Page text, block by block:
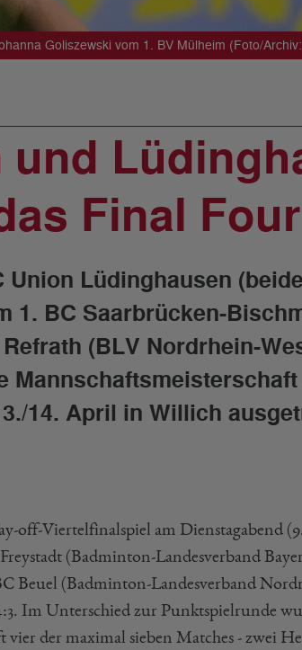
Goliszewski vom 1. BV Mülheim (Foto/
und
Final Four
Union Lüdinghausen
1. BC Saarbrücken-
(BLV Nordrhein-
Mannschaftsmeisterschaft
14. April in Willich
off-Viertelfinalspiel am Dienstagabend
(Badminton-Landesverband
Beuel (Badminton-Landesverband
Im Unterschied zur Punktspielrunde
vier der maximal sieben Matches - zwei